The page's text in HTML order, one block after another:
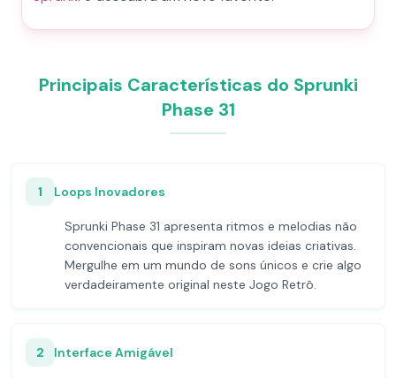
Principais Características do Sprunki
Phase 31
1 Loops Inovadores
Sprunki Phase 31 apresenta ritmos e melodias não
convencionais que inspiram novas ideias criativas.
Mergulhe em um mundo de sons únicos e crie algo
verdadeiramente original neste Jogo Retrô.
2 Interface Amigável